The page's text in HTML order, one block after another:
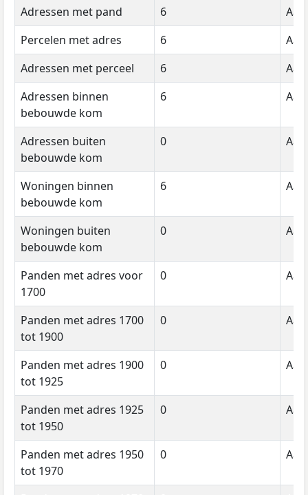
Adressen met pand
6
Percelen met adres
6
Adressen met perceel
6
Adressen binnen
bebouwde kom
6
Adressen buiten
bebouwde kom
0
Woningen binnen
bebouwde kom
6
Woningen buiten
bebouwde kom
0
Panden met adres voor
1700
0
Panden met adres 1700
tot 1900
0
Panden met adres 1900
tot 1925
0
Panden met adres 1925
tot 1950
0
Panden met adres 1950
tot 1970
0